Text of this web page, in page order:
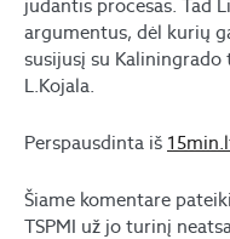
judantis procesas. Tad
argumentus, dėl kurių
susijusį su Kaliningrado
L.Kojala.
Perspausdinta iš
Šiame komentare
TSPMI už jo turinį